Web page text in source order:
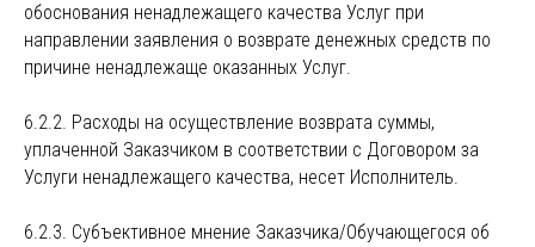
обоснования ненадлежащего качества Услуг при
направлении заявления о возврате денежных средств по
причине ненадлежаще оказанных Услуг.
6.2.2. Расходы на осуществление возврата суммы,
уплаченной Заказчиком в соответствии с Договором за
Услуги ненадлежащего качества, несет Исполнитель.
6.2.3. Субъективное мнение Заказчика/Обучающегося об